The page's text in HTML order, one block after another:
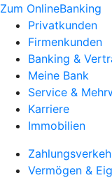
Zum OnlineBanking
Privatkunden
Firmenkunden
Banking &
Meine Bank
Service &
Karriere
Immobilien
Vermögen &